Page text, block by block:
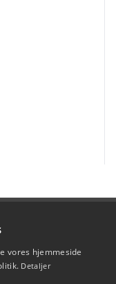
vores hjemmeside
Detaljer